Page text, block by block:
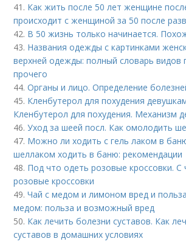
41. Как жить после 50 лет женщине
происходит с женщиной за 50 после
42. В 50 жизнь только начинается.
43. Названия одежды с картинками
верхней одежды: полный словарь видов
прочего
44.Органы и лицо. Определение
45. Кленбутерол для похудения
Кленбутерол для похудения. Механизм
46.Уход за шеей посл. Как омолодить
47. Можно ли ходить с гель лаком в
шеллаком ходить в баню: рекомендации
48. Под что одеть розовые кроссовки. С
розовые кроссовки
49.Чай с медом и лимоном вред и
медом: польза и возможный вред
50. Как лечить болезни суставов. Как
суставов в домашних условиях